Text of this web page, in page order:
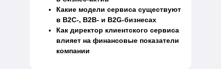
Какие модели сервиса существуют
в B2C-, B2B- и B2G-бизнесах
Как директор клиентского сервиса
влияет на финансовые показатели
компании